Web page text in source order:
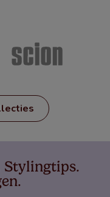
Stylingtips.